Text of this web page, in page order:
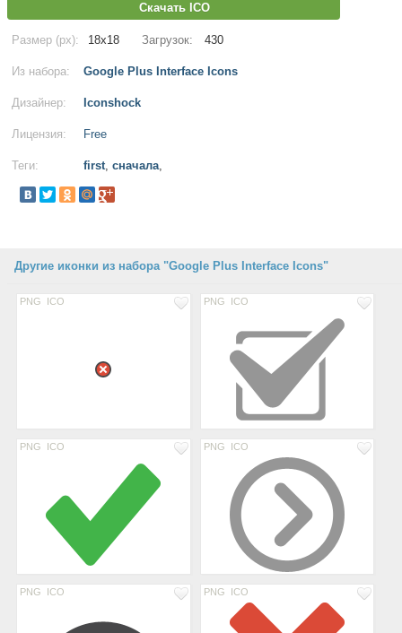
Скачать ICO
Размер (px): 18x18 Загрузок: 430
Из набора: Google Plus Interface Icons
Дизайнер: Iconshock
Лицензия: Free
Теги: first, сначала,
Другие иконки из набора "Google Plus Interface Icons"
PNG ICO PNG ICO
PNG ICO PNG ICO
PNG ICO PNG ICO